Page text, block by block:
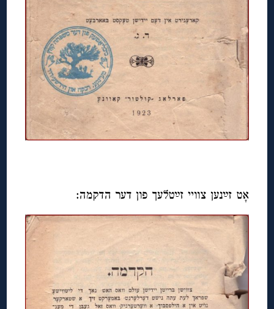
אָט זײַנען צוויי זײַטלעך פון דער הדקמה: